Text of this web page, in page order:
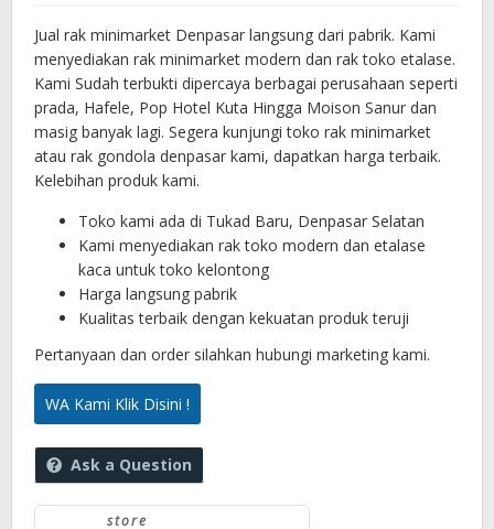
based on
customer
rating
Jual rak minimarket Denpasar langsung dari pabrik. Kami
menyediakan rak minimarket modern dan rak toko etalase.
Kami Sudah terbukti dipercaya berbagai perusahaan seperti
prada, Hafele, Pop Hotel Kuta Hingga Moison Sanur dan
masig banyak lagi. Segera kunjungi toko rak minimarket
atau rak gondola denpasar kami, dapatkan harga terbaik.
Kelebihan produk kami.
Toko kami ada di Tukad Baru, Denpasar Selatan
Kami menyediakan rak toko modern dan etalase
kaca untuk toko kelontong
Harga langsung pabrik
Kualitas terbaik dengan kekuatan produk teruji
Pertanyaan dan order silahkan hubungi marketing kami.
WA Kami Klik Disini !
Ask a Question
store